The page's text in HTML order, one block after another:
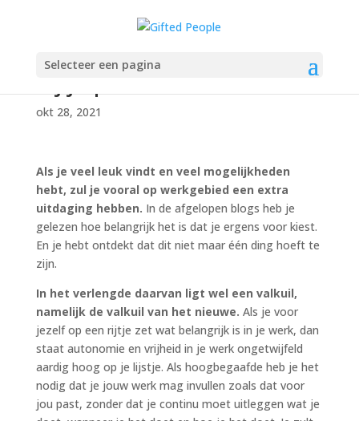
Selecteer een pagina
Hoe creëer je werk dat
bij je past?
okt 28, 2021
Als je veel leuk vindt en veel mogelijkheden
hebt, zul je vooral op werkgebied een extra
uitdaging hebben. In de afgelopen blogs heb je
gelezen hoe belangrijk het is dat je ergens voor kiest.
En je hebt ontdekt dat dit niet maar één ding hoeft te
zijn.
In het verlengde daarvan ligt wel een valkuil,
namelijk de valkuil van het nieuwe. Als je voor
jezelf op een rijtje zet wat belangrijk is in je werk, dan
staat autonomie en vrijheid in je werk ongetwijfeld
aardig hoog op je lijstje. Als hoogbegaafde heb je het
nodig dat je jouw werk mag invullen zoals dat voor
jou past, zonder dat je continu moet uitleggen wat je